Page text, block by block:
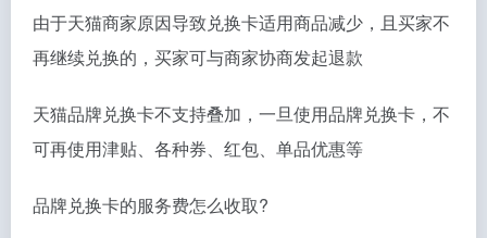
由于天猫商家原因导致兑换卡适用商品减少，且买家不
再继续兑换的，买家可与商家协商发起退款
天猫品牌兑换卡不支持叠加，一旦使用品牌兑换卡，不
可再使用津贴、各种券、红包、单品优惠等
品牌兑换卡的服务费怎么收取?